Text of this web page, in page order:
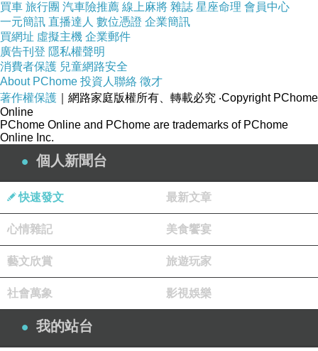
買車 旅行團 汽車險推薦 線上麻將 雜誌 星座命理 會員中心
一元簡訊 直播達人 數位憑證 企業簡訊
買網址 虛擬主機 企業郵件
廣告刊登 隱私權聲明
消費者保護 兒童網路安全
About PChome 投資人聯絡 徵才
著作權保護 ｜網路家庭版權所有、轉載必究 ‧Copyright PChome
Online
PChome Online and PChome are trademarks of PChome
Online Inc.
個人新聞台
快速發文 最新文章
心情雜記 美食饗宴
藝文欣賞 旅遊玩家
社會萬象 影視娛樂
我的站台